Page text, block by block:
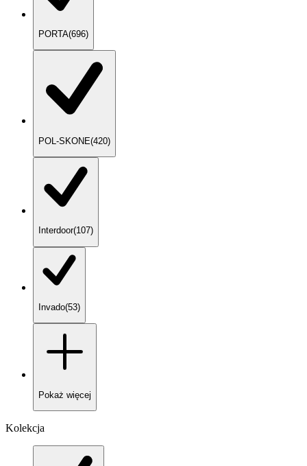
PORTA(696)
POL-SKONE(420)
Interdoor(107)
Invado(53)
Pokaż więcej
Kolekcja